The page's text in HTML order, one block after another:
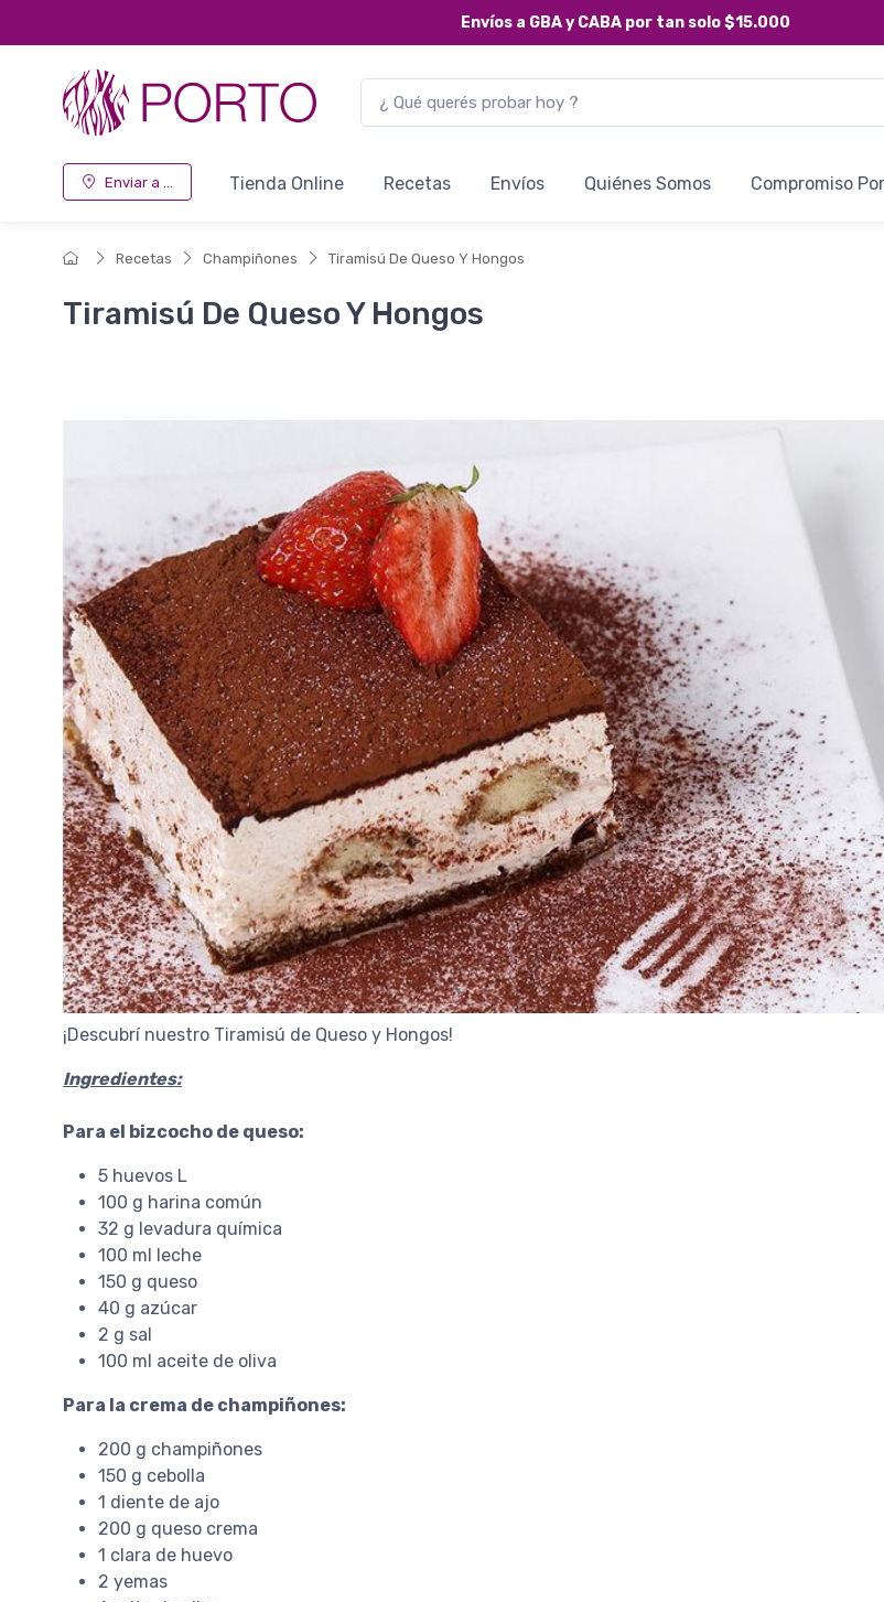
Envíos a GBA y CABA por tan solo$15.000
Enviar a ... Tienda Online Recetas Envíos Quiénes Somos Compromiso
Recetas Champiñones Tiramisú De Queso Y Hongos
Tiramisú De Queso Y Hongos
¡Descubrí nuestro Tiramisú de Queso y Hongos!
Ingredientes:
Para el bizcocho de queso:
5 huevos L
100 g harina común
32 g levadura química
100 ml leche
150 g queso
40 g azúcar
2 g sal
100 ml aceite de oliva
Para la crema de champiñones:
200 g champiñones
150 g cebolla
1 diente de ajo
200 g queso crema
1 clara de huevo
2 yemas